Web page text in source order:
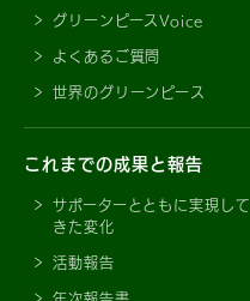
グリーンピースVoice
よくあるご質問
世界のグリーンピース
これまでの成果と報告
サポーターとともに実現して
きた変化
活動報告
年次報告書